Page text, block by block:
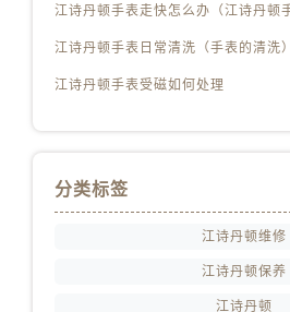
江诗丹顿手表日常清洗（手表的清洗）
江诗丹顿手表受磁如何处理
分类标签
江诗丹顿维修
江诗丹顿保养
江诗丹顿